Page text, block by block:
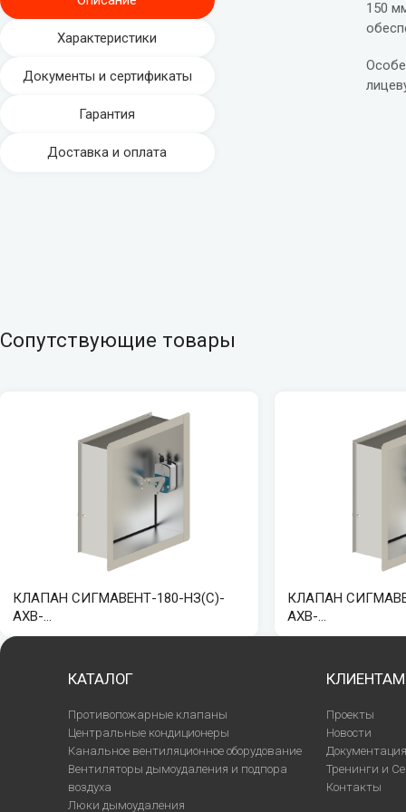
Характеристики
Документы и сертификаты
Гарантия
Доставка и оплата
150
Сопутствующие товары
КЛАПАН СИГМАВЕНТ-180-НЗ(С)-
АХВ-…
КЛАПАН
АХВ-…
КАТАЛОГ
Противопожарные клапаны
Центральные кондиционеры
Канальное вентиляционное оборудование
Вентиляторы дымоудаления и подпора
воздуха
Люки дымоудаления
КЛИЕНТАМ
Проекты
Новости
Документация
Тренинги и
Контакты